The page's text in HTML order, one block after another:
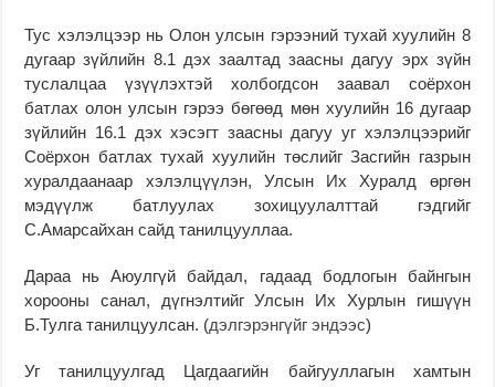
Тус хэлэлцээр нь Олон улсын гэрээний тухай хуулийн 8
дугаар зүйлийн 8.1 дэх заалтад заасны дагуу эрх зүйн
туслалцаа үзүүлэхтэй холбогдсон заавал соёрхон
батлах олон улсын гэрээ бөгөөд мөн хуулийн 16 дугаар
зүйлийн 16.1 дэх хэсэгт заасны дагуу уг хэлэлцээрийг
Соёрхон батлах тухай хуулийн төслийг Засгийн газрын
хуралдаанаар хэлэлцүүлэн, Улсын Их Хуралд өргөн
мэдүүлж батлуулах зохицуулалттай гэдгийг
С.Амарсайхан сайд танилцууллаа.
Дараа нь Аюулгүй байдал, гадаад бодлогын байнгын
хорооны санал, дүгнэлтийг Улсын Их Хурлын гишүүн
Б.Тулга танилцуулсан. (дэлгэрэнгүйг эндээс)
Уг танилцуулгад Цагдаагийн байгууллагын хамтын